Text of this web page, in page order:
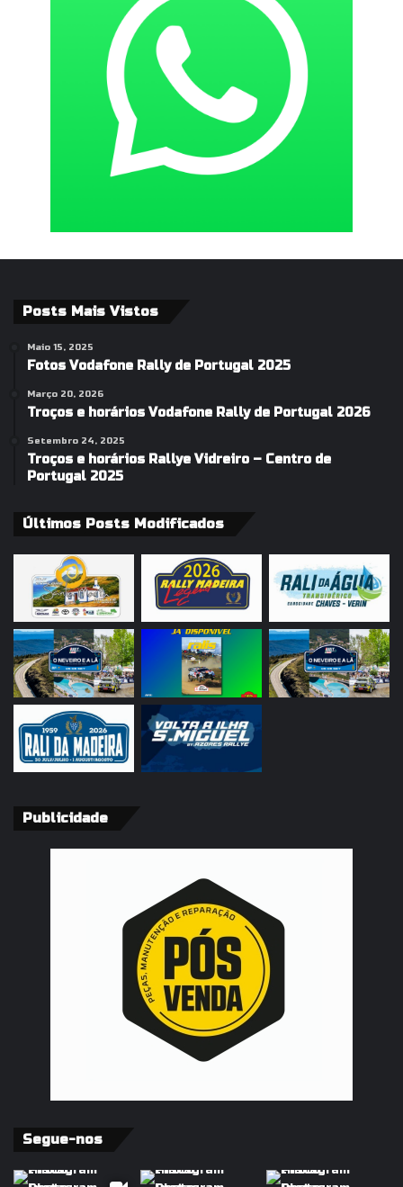
Posts Mais Vistos
Maio 15, 2025
Fotos Vodafone Rally de Portugal 2025
Março 20, 2026
Troços e horários Vodafone Rally de Portugal 2026
Setembro 24, 2025
Troços e horários Rallye Vidreiro – Centro de
Portugal 2025
Últimos Posts Modificados
Publicidade
Segue-nos